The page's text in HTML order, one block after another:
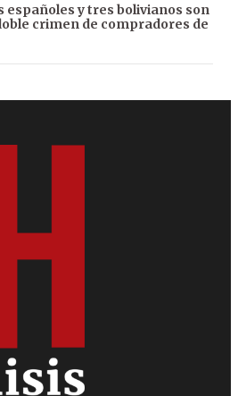
españoles y tres bolivianos son
crimen de compradores de